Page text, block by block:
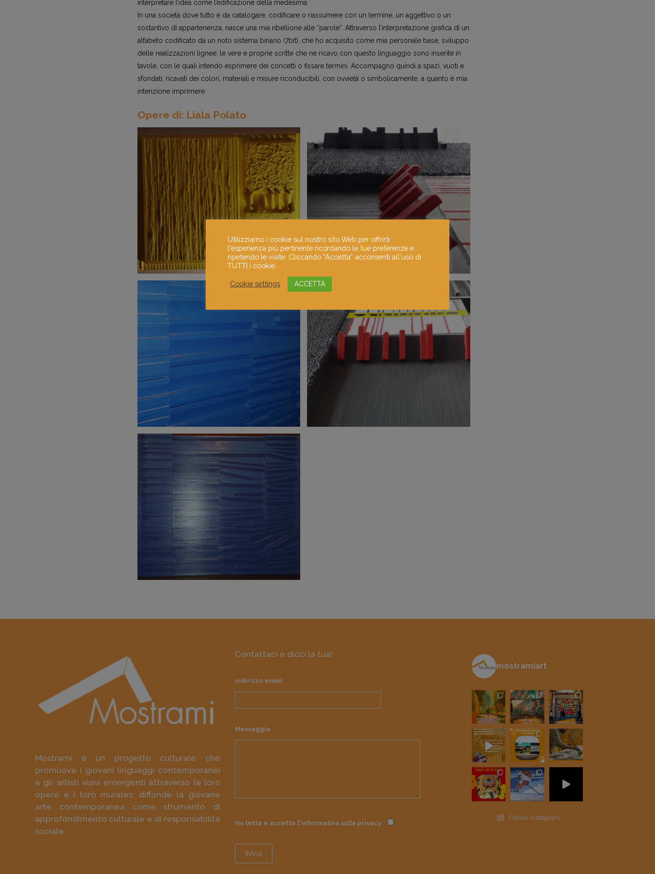
interpretare l’idea come l’edificazione della medesima.
In una società dove tutto è da catalogare, codificare o riassumere con un termine, un aggettivo o un
sostantivo di appartenenza, nasce una mia ribellione alle “parole”. Attraverso l’interpretazione grafica di un
alfabeto codificato da un noto sistema binario (7bit), che ho acquisito come mia personale base, sviluppo
delle realizzazioni lignee; le vere e proprie scritte che ne ricavo con questo linguaggio sono inserite in
tavole, con le quali intendo esprimere dei concetti o fissare termini. Accompagno quindi a spazi, vuoti e
sfondati, ricavati dei colori, materiali e misure riconducibili, con ovvietà o simbolicamente, a quanto è mia
intenzione imprimere.
Opere di: Liala Polato
Mostrami è un progetto culturale che
promuove i giovani linguaggi contemporanei
e gli artisti visivi emergenti attraverso le loro
opere e i loro murales; diffonde la giovane
arte contemporanea come strumento di
approfondimento culturale e di responsabilità
sociale.
Contattaci e dicci la tua!
Indirizzo email
Messaggio
Ho letto e accetto l'informativa sulla privacy
mostramiart
Follow Instagram
Utilizziamo i cookie sul nostro sito Web per offrirti
l'esperienza più pertinente ricordando le tue preferenze e
ripetendo le visite. Cliccando “Accetta” acconsenti all'uso di
TUTTI i cookie.
Cookie settings ACCETTA